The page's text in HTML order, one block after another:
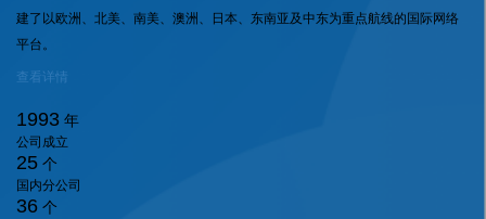
建了以欧洲、北美、南美、澳洲、日本、东南亚及中东为重点航线的国际网络
平台。
查看详情
1993 年
公司成立
25 个
国内分公司
36 个